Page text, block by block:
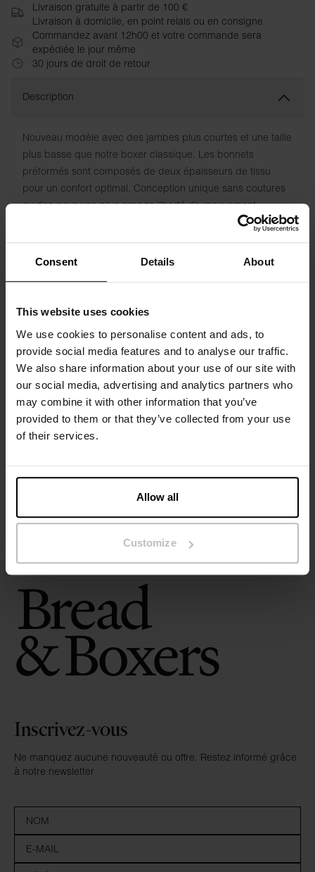
Consent Details About
This website uses cookies
We use cookies to personalise content and ads, to
provide social media features and to analyse our traffic.
We also share information about your use of our site with
our social media, advertising and analytics partners who
may combine it with other information that you’ve
provided to them or that they’ve collected from your use
of their services.
Allow all
Customize
Livraison gratuite à partir de 100 €
Livraison à domicile, en point relais ou en consigne
Commandez avant 12h00 et votre commande sera
expédiée le jour même
30 jours de droit de retour
Description
Nouveau modèle avec des jambes plus courtes et une taille
plus basse que notre boxer classique. Les bonnets
préformés sont composés de deux épaisseurs de tissu
pour un confort optimal. Conception unique sans coutures
au dos pour une plus grande liberté de mouvement.
Fabriqué en coton biologique doux et extensible pour un
taille avec un logo discret sur le côté.
taille M.
Spécification
Guide des tailles
Instructions de lavage
Avis
Inscrivez-vous
Ne manquez aucune nouveauté ou offre. Restez informé grâce
à notre newsletter